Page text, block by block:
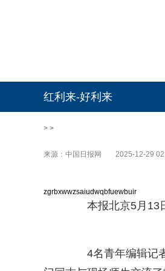
红利来-好利来
> >
来源：中国日报网 2025-12-29
zgrbxwwzsaiudwqbfuewbuir
本报北京5月13日
4名青年编辑记者